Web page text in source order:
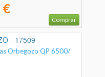
€
Comprar
- 17509
Orbegozo QP 6500/